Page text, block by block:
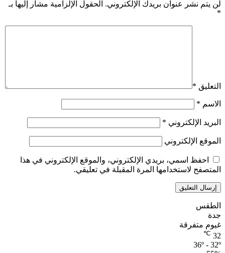
لن يتم نشر عنوان بريدك الإلكتروني. الحقول الإلزامية مشار إليها بـ
*
التعليق *
الاسم *
البريد الإلكتروني *
الموقع الإلكتروني
احفظ اسمي، بريدي الإلكتروني، والموقع الإلكتروني في هذا
المتصفح لاستخدامها المرة المقبلة في تعليقي.
الطقس
جدة
غيوم متفرقة
32
℃
36º - 32º